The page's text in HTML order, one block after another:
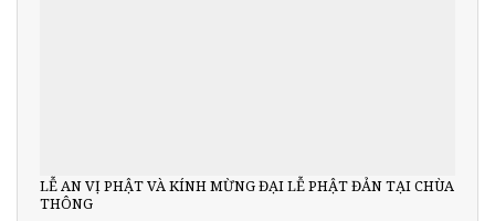
LỄ AN VỊ PHẬT VÀ KÍNH MỪNG ĐẠI LỄ PHẬT ĐẢN TẠI CHÙA
THÔNG